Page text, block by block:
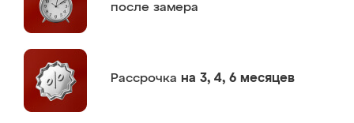
после замера
Рассрочка на 3, 4, 6 месяцев